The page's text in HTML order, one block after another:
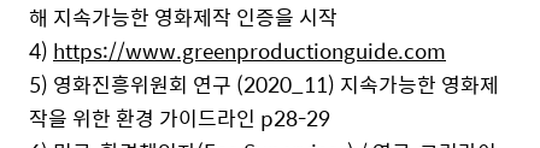
해 지속가능한 영화제작 인증을 시작
4) https://www.greenproductionguide.com
5) 영화진흥위원회 연구 (2020_11) 지속가능한 영화제
작을 위한 환경 가이드라인 p28-29